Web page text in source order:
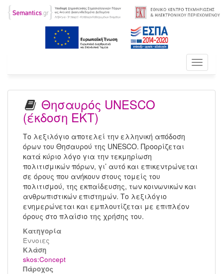
Toggle
Θησαυρός UNESCO
(έκδοση ΕΚΤ)
Το λεξιλόγιο αποτελεί την ελληνική απόδοση
όρων του Θησαυρού της UNESCO. Προορίζεται
κατά κύριο λόγο για την τεκμηρίωση
πολιτισμικών πόρων, γι’ αυτό και επικεντρώνεται
σε όρους που ανήκουν στους τομείς του
πολιτισμού, της εκπαίδευσης, των κοινωνικών και
ανθρωπιστικών επιστημών. Το λεξιλόγιο
ενημερώνεται και εμπλουτίζεται με επιπλέον
όρους στο πλαίσιο της χρήσης του.
Κατηγορία
Έννοιες
Kλάση
skos:Concept
Πάροχος